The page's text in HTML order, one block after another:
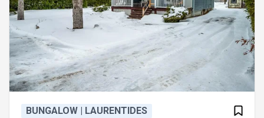
BUNGALOW | LAURENTIDES